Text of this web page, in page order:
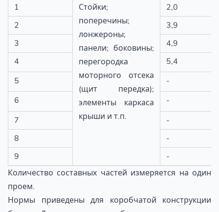
1
Стойки;
поперечины;
лонжероны;
панели; боковины;
перегородка
моторного отсека
(щит передка);
элементы каркаса
крыши и т.п.
2,0
2
3,9
3
4,9
4
5,4
5
-
6
-
7
-
8
-
9
-
Количество составных частей измеряется на один
проем.
Нормы приведены для коробчатой конструкции